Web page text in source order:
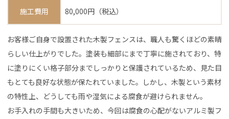
施工費用 80,000円（税込）
お客様ご自身で設置された木製フェンスは、職人も驚くほどの素晴
らしい仕上がりでした。塗装も細部にまで丁寧に施されており、特
に塗りにくい格子部分までしっかりと保護されているため、見た目
もとても良好な状態が保たれていました。しかし、木製という素材
の特性上、どうしても雨や湿気による腐食が避けられません。
お手入れの手間も大きいため、今回は腐食の心配がないアルミ製フ